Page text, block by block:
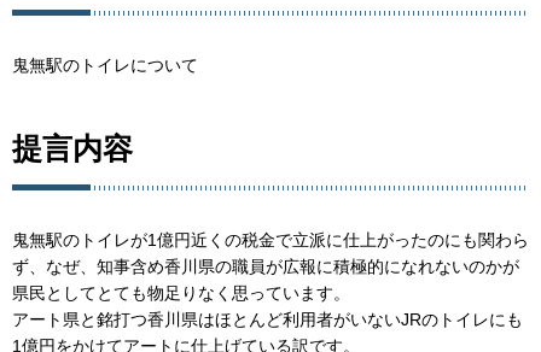
鬼無駅のトイレについて
提言内容
鬼無駅のトイレが1億円近くの税金で立派に仕上がったのにも関わら
ず、なぜ、知事含め香川県の職員が広報に積極的になれないのかが
県民としてとても物足りなく思っています。
アート県と銘打つ香川県はほとんど利用者がいないJRのトイレにも
1億円をかけてアートに仕上げている訳です。